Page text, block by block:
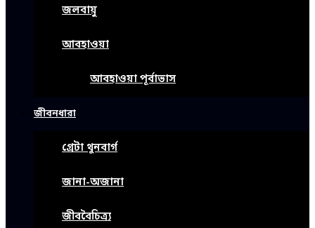
জলবায়ু
আবহাওয়া
আবহাওয়া পূর্বাভাস
জীবনধারা
গ্রেটা থুনবার্গ
জানা-অজানা
জীববৈচিত্র্য